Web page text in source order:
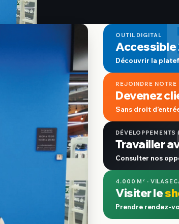
OUTIL DIGITAL
Découvrir la
REJOINDRE NOTRE
Devenez
Sans droit
DÉVELOPPEMENTS
Travailler
Consulter nos
4.000 M² ·
Visiter le
Prendre rendez-